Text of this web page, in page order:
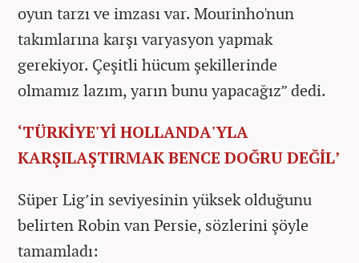
oyun tarzı ve imzası var. Mourinho'nun
takımlarına karşı varyasyon yapmak
gerekiyor. Çeşitli hücum şekillerinde
olmamız lazım, yarın bunu yapacağız” dedi.
‘TÜRKİYE'Yİ HOLLANDA'YLA
KARŞILAŞTIRMAK BENCE DOĞRU DEĞİL’
Süper Lig’in seviyesinin yüksek olduğunu
belirten Robin van Persie, sözlerini şöyle
tamamladı: